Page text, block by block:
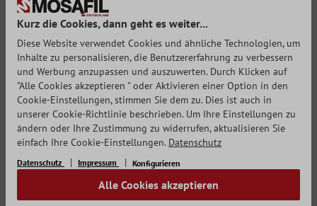
Kurz die Cookies, dann geht es weiter...
Diese Website verwendet Cookies und ähnliche Technologien, um
Inhalte zu personalisieren, die Benutzererfahrung zu verbessern
und Werbung anzupassen und auszuwerten. Durch Klicken auf
"Alle Cookies akzeptieren " oder Aktivieren einer Option in den
Cookie-Einstellungen, stimmen Sie dem zu. Dies ist auch in
unserer Cookie-Richtlinie beschrieben. Um Ihre Einstellungen zu
ändern oder Ihre Zustimmung zu widerrufen, aktualisieren Sie
einfach Ihre Cookie-Einstellungen. Datenschutz
Datenschutz Impressum Konfigurieren
Alle Cookies akzeptieren